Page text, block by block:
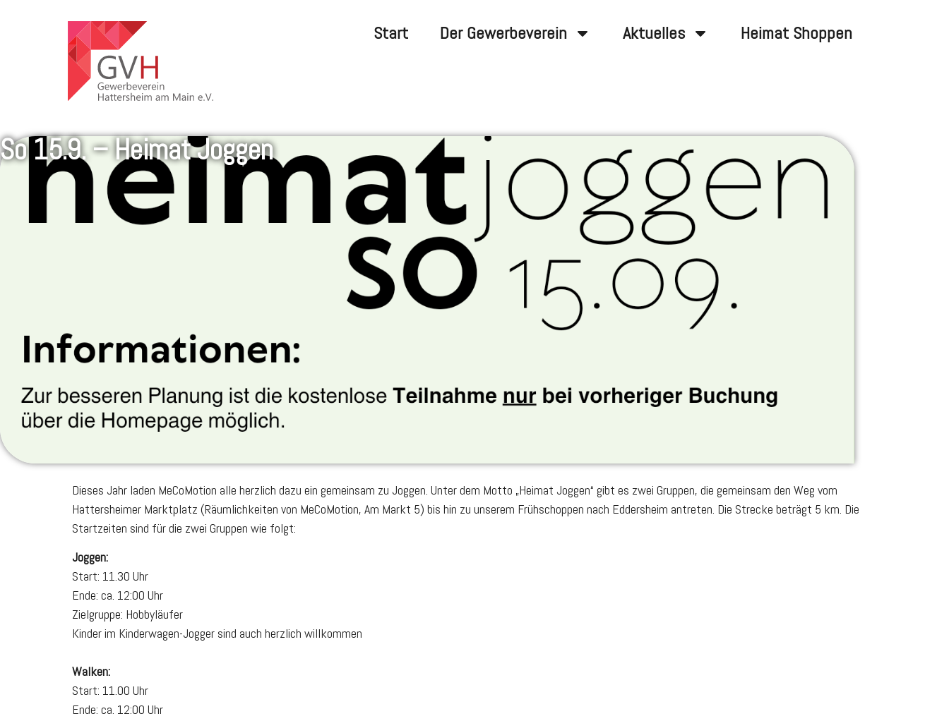
Start Der Gewerbeverein Aktuelles Heimat Shoppen
So 15.9. – Heimat Joggen
Dieses Jahr laden MeCoMotion alle herzlich dazu ein gemeinsam zu Joggen. Unter dem Motto „Heimat Joggen“ gibt es zwei Gruppen, die gemeinsam den Weg vom
Hattersheimer Marktplatz (Räumlichkeiten von MeCoMotion, Am Markt 5) bis hin zu unserem Frühschoppen nach Eddersheim antreten. Die Strecke beträgt 5 km. Die
Startzeiten sind für die zwei Gruppen wie folgt:
Joggen:
Start: 11.30 Uhr
Ende: ca. 12:00 Uhr
Zielgruppe: Hobbyläufer
Kinder im Kinderwagen-Jogger sind auch herzlich willkommen
Walken:
Start: 11.00 Uhr
Ende: ca. 12:00 Uhr